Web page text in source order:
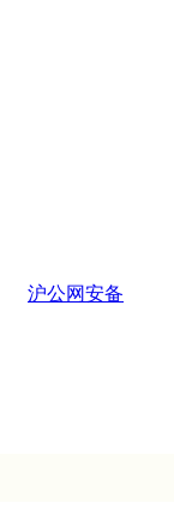
沪公网安备